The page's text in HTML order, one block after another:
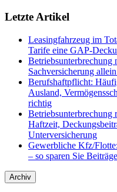
Letzte Artikel
Leasingfahrzeug im
Tarife eine GAP-
Betriebsunterbrechung
Sachversicherung
Berufshaftpflicht:
Ausland,
richtig
Betriebsunterbrechung
Haftzeit,
Unterversicherung
Gewerbliche Kfz/
– so sparen Sie
Archiv